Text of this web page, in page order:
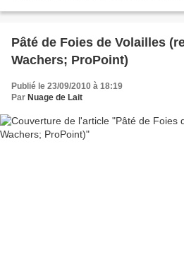
Pâté de Foies de Volailles
Wachers; ProPoint)
Publié le 23/09/2010 à 18:19
Par Nuage de Lait